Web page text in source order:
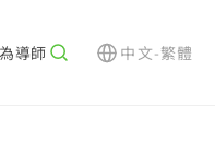
導師 中文-繁體